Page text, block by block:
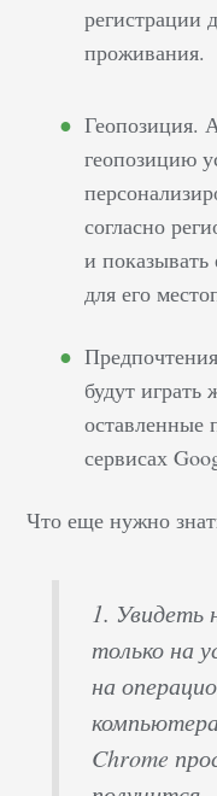
регистрации
проживания.
Геопозиция.
геопозицию
согласно
и
для его
будут играть
оставленные
сервисах
Что еще нужно
1. Увидеть
только на
на
Chrome